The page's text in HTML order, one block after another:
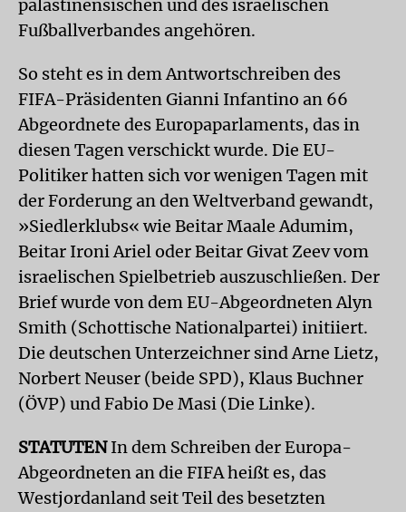
palästinensischen und des israelischen
Fußballverbandes angehören.
So steht es in dem Antwortschreiben des
FIFA-Präsidenten Gianni Infantino an 66
Abgeordnete des Europaparlaments, das in
diesen Tagen verschickt wurde. Die EU-
Politiker hatten sich vor wenigen Tagen mit
der Forderung an den Weltverband gewandt,
»Siedlerklubs« wie Beitar Maale Adumim,
Beitar Ironi Ariel oder Beitar Givat Zeev vom
israelischen Spielbetrieb auszuschließen. Der
Brief wurde von dem EU-Abgeordneten Alyn
Smith (Schottische Nationalpartei) initiiert.
Die deutschen Unterzeichner sind Arne Lietz,
Norbert Neuser (beide SPD), Klaus Buchner
(ÖVP) und Fabio De Masi (Die Linke).
STATUTENIn dem Schreiben der Europa-
Abgeordneten an die FIFA heißt es, das
Westjordanland seit Teil des besetzten